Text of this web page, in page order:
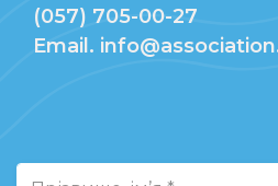
(057) 705-00-27
Email.